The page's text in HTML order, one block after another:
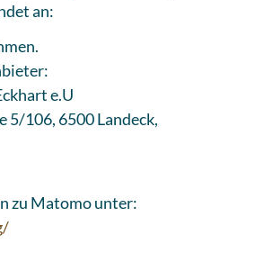
an:
e.U
5/106, 6500 Landeck,
zu Matomo unter: